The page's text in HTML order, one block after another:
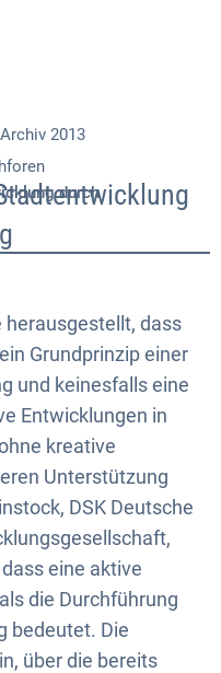
Archiv 2013
durch
dass
Grundprinzip einer
und keinesfalls eine
Entwicklungen in
kreative
Unterstützung
DSK Deutsche
eine aktive
die Durchführung
bedeutet. Die
über die bereits